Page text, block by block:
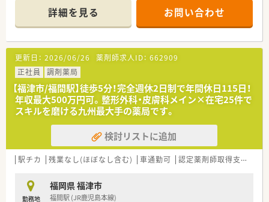
■近隣にある医院より主に内科や小児科の処方箋を応需してお
り、地域に根差した丁寧で安心な医療サービスを提供していま
す。
■大手グループの強みを活かして薬剤師1人あたりの処方箋処理
枚数は21枚と手厚く配置されており、ゆとりを持って業務をこ
なせます。
【募集背景と求める人物像について】
■今回は店舗の体制維持とさらなるサービス向上のため、調剤経
験のある正社員の薬剤師を欠員補充として募集しています。
■在宅業務や患者様へのフォローアップなど、地域に根差した対
人業務に対して前向きに明るく取り組める方を求めています。
■周囲のスタッフと円滑なコミュニケーションを図りながら、最
先端の調剤システムを柔軟に吸収できる若い力を歓迎いたしま
す。
【法人特徴について】
■全国に広大なネットワークを持つ大手チェーンのグループと
詳細を見る お問い合わせ
更新日： 2026/06/26 薬剤師求人ID： 662909
正社員
調剤薬局
【福津市/福間駅】徒歩5分！完全週休2日制で年間休日115日！
年収最大500万円可。整形外科・皮膚科メイン×在宅25件で
スキルを磨ける九州最大手の薬局です。
検討リストに追加
駅チカ 残業なし(ほぼなし含む) 車通勤可 認定薬剤師取得支援あり
勤務地
福岡県 福津市
福間駅 (JR鹿児島本線)